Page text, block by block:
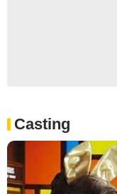
Casting